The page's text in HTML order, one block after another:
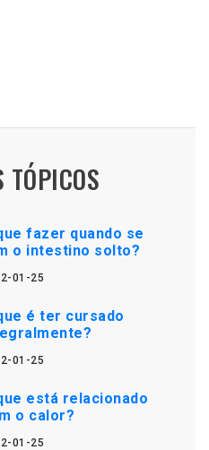
TÓPICOS
fazer quando se
o intestino solto?
01-25
é ter cursado
01-25
está relacionado
o calor?
01-25